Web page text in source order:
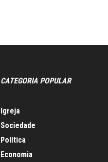
CATEGORIA POPULAR
Igreja
Sociedade
Política
Economia